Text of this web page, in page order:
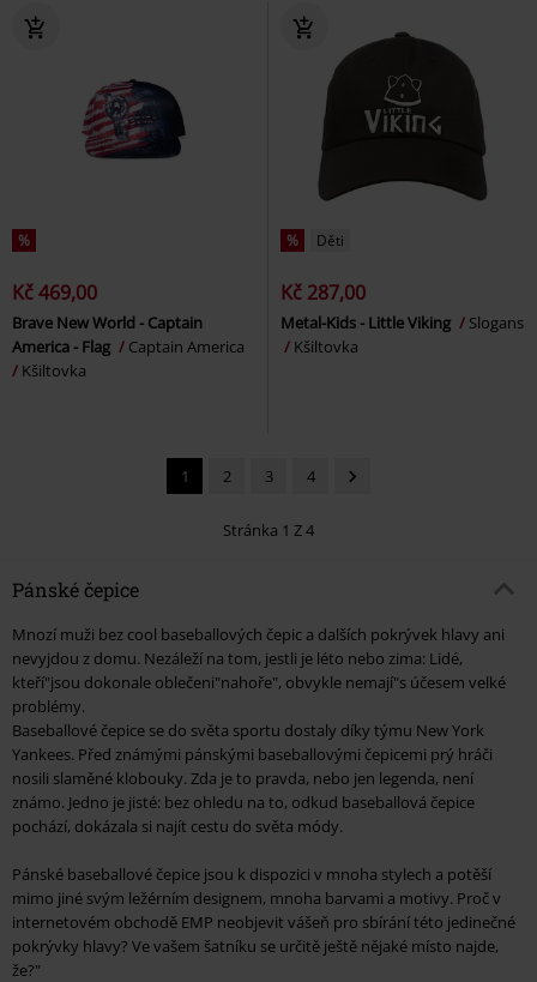
%
Kč 469,00
Brave New World - Captain
America - Flag
Captain America
Kšiltovka
% Děti
Kč 287,00
Metal-Kids - Little Viking
Slogans
Kšiltovka
1 2 3 4
Stránka 1 Z 4
Pánské čepice
Mnozí muži bez cool baseballových čepic a dalších pokrývek hlavy ani
nevyjdou z domu. Nezáleží na tom, jestli je léto nebo zima: Lidé,
kteří"jsou dokonale oblečeni"nahoře", obvykle nemají"s účesem velké
problémy.
Baseballové čepice se do světa sportu dostaly díky týmu New York
Yankees. Před známými pánskými baseballovými čepicemi prý hráči
nosili slaměné klobouky. Zda je to pravda, nebo jen legenda, není
známo. Jedno je jisté: bez ohledu na to, odkud baseballová čepice
pochází, dokázala si najít cestu do světa módy.
Pánské baseballové čepice jsou k dispozici v mnoha stylech a potěší
mimo jiné svým ležérním designem, mnoha barvami a motivy. Proč v
internetovém obchodě EMP neobjevit vášeň pro sbírání této jedinečné
pokrývky hlavy? Ve vašem šatníku se určitě ještě nějaké místo najde,
že?"